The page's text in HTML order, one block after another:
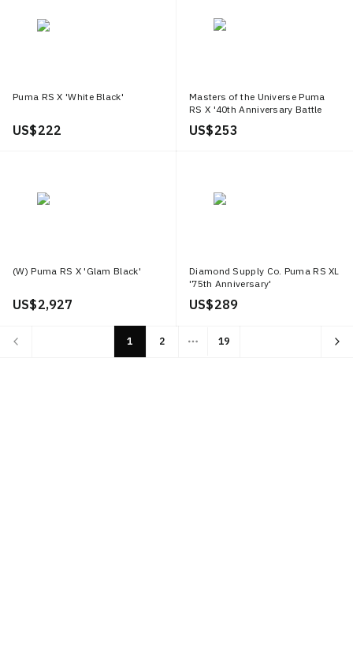
Puma RS X 'White Black'
US$ 222
Masters of the Universe Puma
RS X '40th Anniversary Battle
US$ 253
(W) Puma RS X 'Glam Black'
US$ 2,927
Diamond Supply Co. Puma RS XL
'75th Anniversary'
US$ 289
1 2
More pages
19